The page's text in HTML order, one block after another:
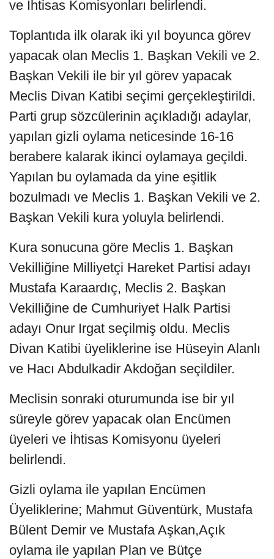
ve İhtisas Komisyonları belirlendi.
Toplantıda ilk olarak iki yıl boyunca görev
yapacak olan Meclis 1. Başkan Vekili ve 2.
Başkan Vekili ile bir yıl görev yapacak
Meclis Divan Katibi seçimi gerçekleştirildi.
Parti grup sözcülerinin açıkladığı adaylar,
yapılan gizli oylama neticesinde 16-16
berabere kalarak ikinci oylamaya geçildi.
Yapılan bu oylamada da yine eşitlik
bozulmadı ve Meclis 1. Başkan Vekili ve 2.
Başkan Vekili kura yoluyla belirlendi.
Kura sonucuna göre Meclis 1. Başkan
Vekilliğine Milliyetçi Hareket Partisi adayı
Mustafa Karaardıç, Meclis 2. Başkan
Vekilliğine de Cumhuriyet Halk Partisi
adayı Onur Irgat seçilmiş oldu. Meclis
Divan Katibi üyeliklerine ise Hüseyin Alanlı
ve Hacı Abdulkadir Akdoğan seçildiler.
Meclisin sonraki oturumunda ise bir yıl
süreyle görev yapacak olan Encümen
üyeleri ve İhtisas Komisyonu üyeleri
belirlendi.
Gizli oylama ile yapılan Encümen
Üyeliklerine; Mahmut Güventürk, Mustafa
Bülent Demir ve Mustafa Aşkan,Açık
oylama ile yapılan Plan ve Bütçe